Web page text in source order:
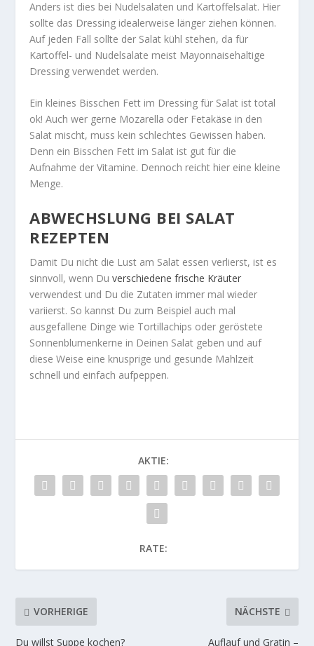
Anders ist dies bei Nudelsalaten und Kartoffelsalat. Hier
sollte das Dressing idealerweise länger ziehen können.
Auf jeden Fall sollte der Salat kühl stehen, da für
Kartoffel- und Nudelsalate meist Mayonnaisehaltige
Dressing verwendet werden.
Ein kleines Bisschen Fett im Dressing für Salat ist total
ok! Auch wer gerne Mozarella oder Fetakäse in den
Salat mischt, muss kein schlechtes Gewissen haben.
Denn ein Bisschen Fett im Salat ist gut für die
Aufnahme der Vitamine. Dennoch reicht hier eine kleine
Menge.
ABWECHSLUNG BEI SALAT
REZEPTEN
Damit Du nicht die Lust am Salat essen verlierst, ist es
sinnvoll, wenn Duverschiedene frische Kräuter
verwendest und Du die Zutaten immer mal wieder
variierst. So kannst Du zum Beispiel auch mal
ausgefallene Dinge wie Tortillachips oder geröstete
Sonnenblumenkerne in Deinen Salat geben und auf
diese Weise eine knusprige und gesunde Mahlzeit
schnell und einfach aufpeppen.
AKTIE:
RATE:
VORHERIGE
Du willst Suppe kochen?
NÄCHSTE
Auflauf und Gratin –